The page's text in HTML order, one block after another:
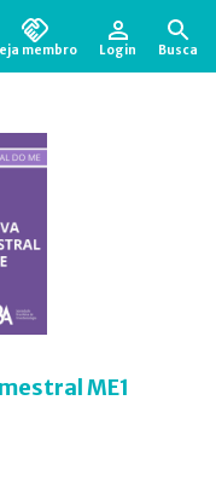
membro Login Busca
ME1